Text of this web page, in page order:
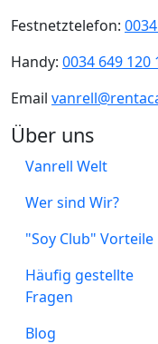
Festnetztelefon:
Handy: 0034 649 120
Email
Über uns
Vanrell Welt
Wer sind Wir?
"Soy Club" Vorteile
Häufig gestellte
Fragen
Blog